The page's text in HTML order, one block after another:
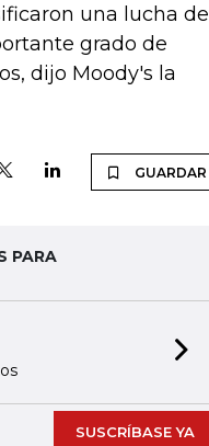
una lucha de
grado de
dijo Moody's la
GUARDAR
PARA
SUSCRÍBASE YA